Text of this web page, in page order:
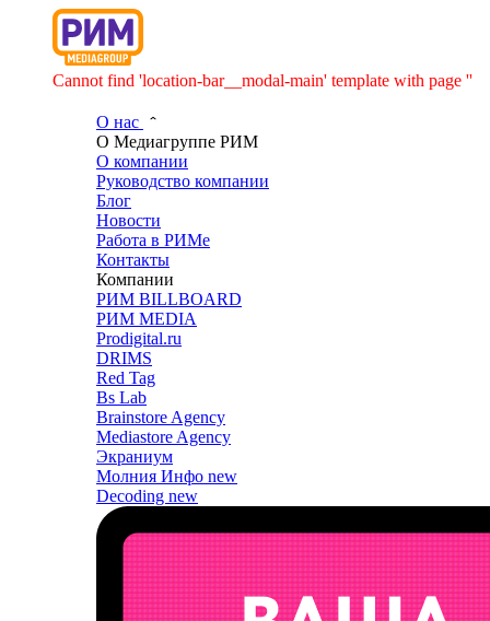
Cannot find 'location-bar__modal-main' template with page ''
О нас
О Медиагруппе РИМ
О компании
Руководство компании
Блог
Новости
Работа в РИМе
Контакты
Компании
РИМ BILLBOARD
РИМ MEDIA
Prodigital.ru
DRIMS
Red Tag
Bs Lab
Brainstore Agency
Mediastore Agency
Экраниум
Молния Инфо new
Decoding new